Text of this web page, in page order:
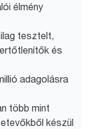
élmény
tesztelt,
és
adagolásra
több mint
készül